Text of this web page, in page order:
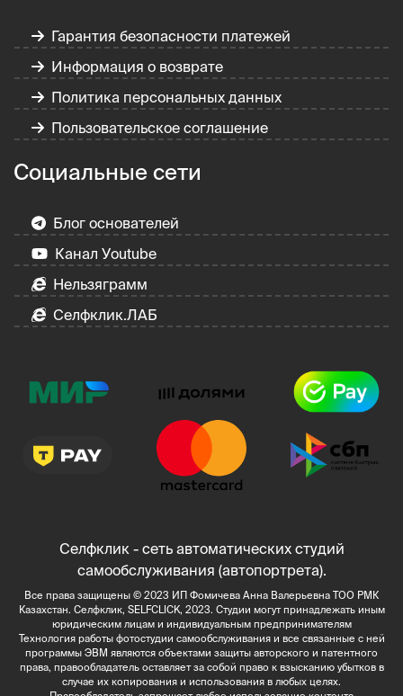
Гарантия безопасности платежей
Информация о возврате
Политика персональных данных
Пользовательское соглашение
Социальные сети
Блог основателей
Канал Уoutube
Нельзяграмм
Селфклик.ЛАБ
Селфклик - сеть автоматических студий
самообслуживания (автопортрета).
Все права защищены © 2023 ИП Фомичева Анна Валерьевна ТОО РМК
Казахстан. Селфклик, SELFCLICK, 2023. Студии могут принадлежать иным
юридическим лицам и индивидуальным предпринимателям
Технология работы фотостудии самообслуживания и все связанные с ней
программы ЭВМ являются объектами защиты авторского и патентного
права, правообладатель оставляет за собой право к взысканию убытков в
случае их копирования и использования в любых целях.